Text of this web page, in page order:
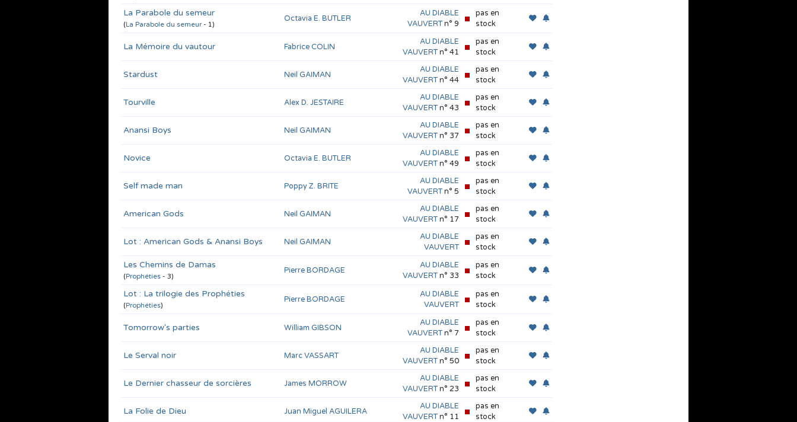
La Parabole du semeur
(La Parabole du semeur- 1)
Octavia E. BUTLER
AU DIABLE
VAUVERTn° 9
pas en
stock
La Mémoire du vautour Fabrice COLIN
AU DIABLE
VAUVERTn° 41
pas en
stock
Stardust Neil GAIMAN
AU DIABLE
VAUVERTn° 44
pas en
stock
Tourville Alex D. JESTAIRE
AU DIABLE
VAUVERTn° 43
pas en
stock
Anansi Boys Neil GAIMAN
AU DIABLE
VAUVERTn° 37
pas en
stock
Novice Octavia E. BUTLER
AU DIABLE
VAUVERTn° 49
pas en
stock
Self made man Poppy Z. BRITE
AU DIABLE
VAUVERTn° 5
pas en
stock
American Gods Neil GAIMAN
AU DIABLE
VAUVERTn° 17
pas en
stock
Lot : American Gods & Anansi Boys Neil GAIMAN
AU DIABLE
VAUVERT
pas en
stock
Les Chemins de Damas
(Prophéties - 3)
Pierre BORDAGE
AU DIABLE
VAUVERTn° 33
pas en
stock
Lot : La trilogie des Prophéties
(Prophéties)
Pierre BORDAGE
AU DIABLE
VAUVERT
pas en
stock
Tomorrow's parties William GIBSON
AU DIABLE
VAUVERTn° 7
pas en
stock
Le Serval noir Marc VASSART
AU DIABLE
VAUVERTn° 50
pas en
stock
Le Dernier chasseur de sorcières James MORROW
AU DIABLE
VAUVERTn° 23
pas en
stock
La Folie de Dieu Juan Miguel AGUILERA
AU DIABLE
VAUVERTn° 11
pas en
stock